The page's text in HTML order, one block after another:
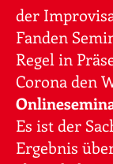
der
​Fanden
Regel in
Corona den
Es ist der
Ergebnis